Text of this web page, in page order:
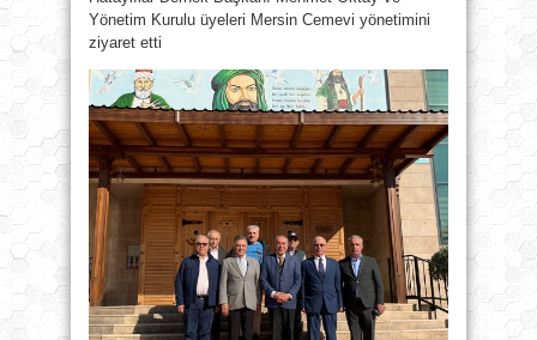
Yönetim Kurulu üyeleri Mersin Cemevi yönetimini
ziyaret etti